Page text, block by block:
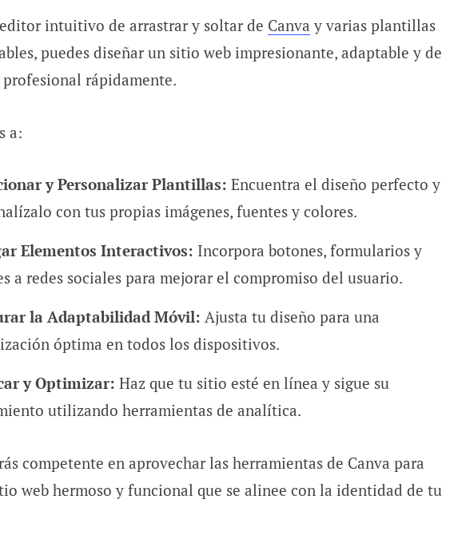
intuitivo de arrastrar y soltar de Canva y varias plantillas
puedes diseñar un sitio web impresionante, adaptable y de
rápidamente.
a:
y Personalizar Plantillas: Encuentra el diseño perfecto y
con tus propias imágenes, fuentes y colores.
Elementos Interactivos: Incorpora botones, formularios y
a redes sociales para mejorar el compromiso del usuario.
la Adaptabilidad Móvil: Ajusta tu diseño para una
óptima en todos los dispositivos.
y Optimizar: Haz que tu sitio esté en línea y sigue su
utilizando herramientas de analítica.
competente en aprovechar las herramientas de Canva para
web hermoso y funcional que se alinee con la identidad de tu